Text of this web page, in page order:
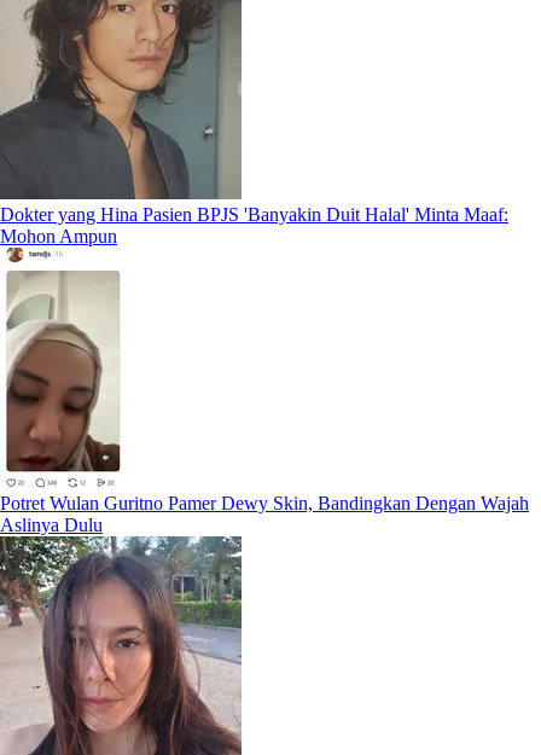
Dokter yang Hina Pasien BPJS 'Banyakin Duit Halal' Minta Maaf:
Mohon Ampun
Potret Wulan Guritno Pamer Dewy Skin, Bandingkan Dengan Wajah
Aslinya Dulu